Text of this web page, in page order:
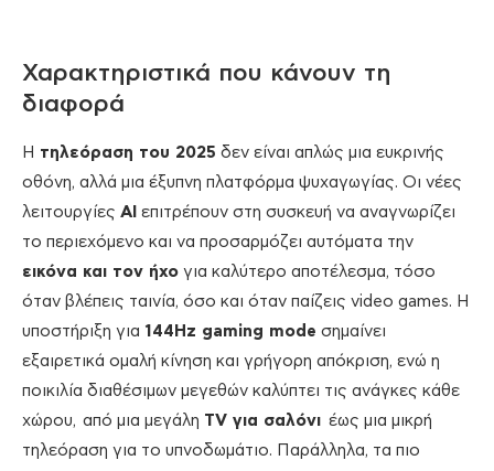
Χαρακτηριστικά που κάνουν τη
διαφορά
Η τηλεόραση του 2025 δεν είναι απλώς μια ευκρινής
οθόνη, αλλά μια έξυπνη πλατφόρμα ψυχαγωγίας. Οι νέες
λειτουργίες AI επιτρέπουν στη συσκευή να αναγνωρίζει
το περιεχόμενο και να προσαρμόζει αυτόματα την
εικόνα και τον ήχο για καλύτερο αποτέλεσμα, τόσο
όταν βλέπεις ταινία, όσο και όταν παίζεις video games. Η
υποστήριξη για 144Hz gaming mode σημαίνει
εξαιρετικά ομαλή κίνηση και γρήγορη απόκριση, ενώ η
ποικιλία διαθέσιμων μεγεθών καλύπτει τις ανάγκες κάθε
χώρου, από μια μεγάλη TV για σαλόνι έως μια μικρή
τηλεόραση για το υπνοδωμάτιο. Παράλληλα, τα πιο